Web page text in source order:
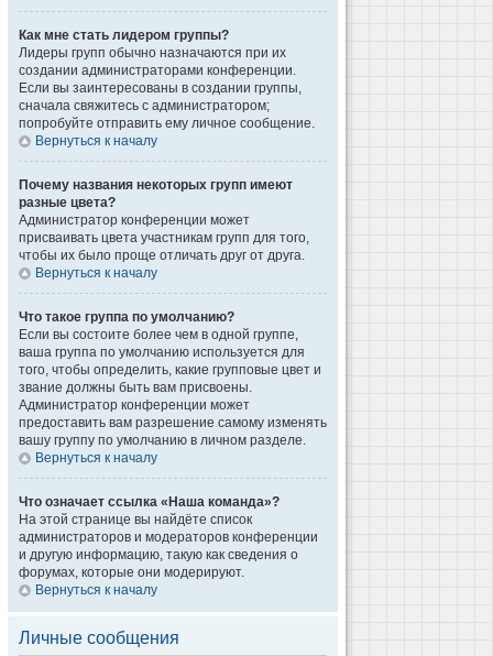
Как мне стать лидером группы?
Лидеры групп обычно назначаются при их
создании администраторами конференции.
Если вы заинтересованы в создании группы,
сначала свяжитесь с администратором;
попробуйте отправить ему личное сообщение.
Вернуться к началу
Почему названия некоторых групп имеют
разные цвета?
Администратор конференции может
присваивать цвета участникам групп для того,
чтобы их было проще отличать друг от друга.
Вернуться к началу
Что такое группа по умолчанию?
Если вы состоите более чем в одной группе,
ваша группа по умолчанию используется для
того, чтобы определить, какие групповые цвет и
звание должны быть вам присвоены.
Администратор конференции может
предоставить вам разрешение самому изменять
вашу группу по умолчанию в личном разделе.
Вернуться к началу
Что означает ссылка «Наша команда»?
На этой странице вы найдёте список
администраторов и модераторов конференции
и другую информацию, такую как сведения о
форумах, которые они модерируют.
Вернуться к началу
Личные сообщения